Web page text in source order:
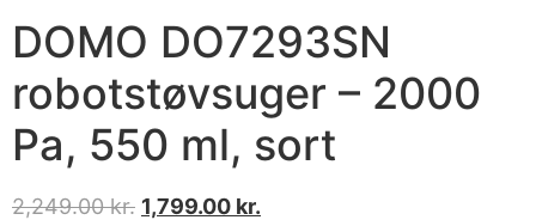
DOMO DO7293SN
robotstøvsuger – 2000
Pa, 550 ml, sort
2,249.00kr. 1,799.00 kr.